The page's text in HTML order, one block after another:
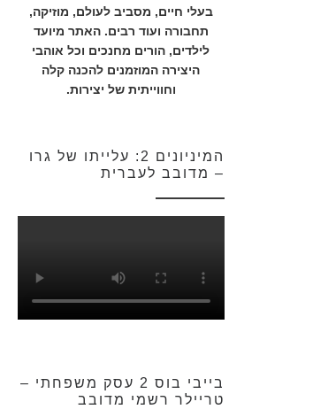
בעלי חיים, מסביב לעולם, מוזיקה,
תחבורה ועוד רבים. האתר מיועד
לילדים, הורים מחנכים וכל אוהבי
היצירה המוזמנים להכנה קלה
וחווייתית של יצירות.
המיניונים 2: עלייתו של גרו
– מדובב לעברית
בייבי בוס 2 עסק משפחתי –
טריילר רשמי מדובב